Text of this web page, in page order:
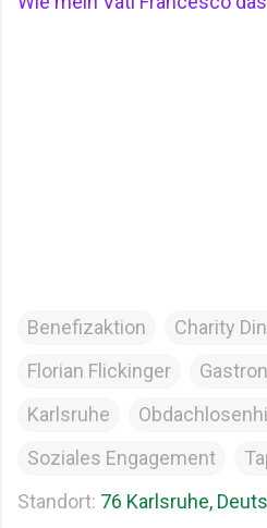
Benefizaktion Charity
Florian Flickinger
Karlsruhe
Soziales Engagement
Standort: 76 Karlsruhe,